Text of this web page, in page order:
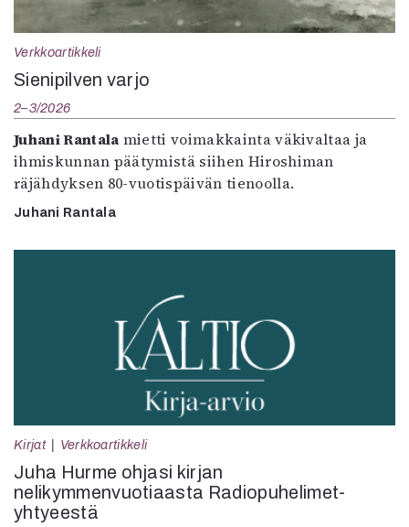
Verkkoartikkeli
Sienipilven varjo
2–3/2026
Juhani Rantala mietti voimakkainta väkivaltaa ja
ihmiskunnan päätymistä siihen Hiroshiman
räjähdyksen 80-vuotispäivän tienoolla.
Juhani Rantala
Kirjat Verkkoartikkeli
Juha Hurme ohjasi kirjan
nelikymmenvuotiaasta Radiopuhelimet-
yhtyeestä